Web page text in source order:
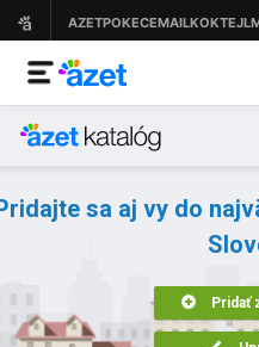
sa aj vy do
Pridať